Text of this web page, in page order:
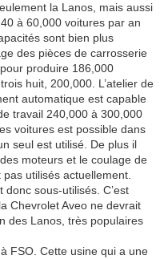
la Lanos, mais aussi
à 60,000 voitures par an
sont bien plus
des pièces de carrosserie
produire 186,000
huit, 200,000. L’atelier de
automatique est capable
travail 240,000 à 300,000
voitures est possible dans
seul est utilisé. De plus il
moteurs et le coulage de
utilisés actuellement.
sous-utilisés. C’est
Chevrolet Aveo ne devrait
des Lanos, très populaires
FSO. Cette usine qui a une